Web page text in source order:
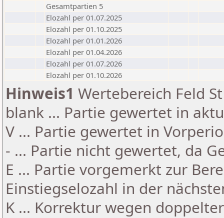
Gesamtpartien 5
Elozahl per 01.07.2025
Elozahl per 01.10.2025
Elozahl per 01.01.2026
Elozahl per 01.04.2026
Elozahl per 01.07.2026
Elozahl per 01.10.2026
Hinweis1 Wertebereich Feld
blank ... Partie gewertet in
V ... Partie gewertet in
- ... Partie nicht gewertet, da
E ... Partie vorgemerkt zur
Einstiegselozahl in der
K ... Korrektur wegen